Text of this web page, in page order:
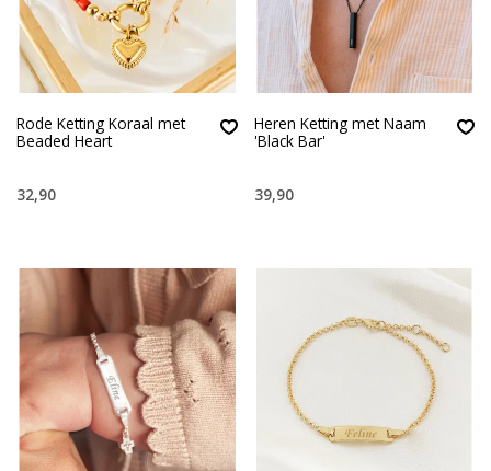
Rode Ketting Koraal met
Beaded Heart
32,90
Heren Ketting met Naam
'Black Bar'
39,90